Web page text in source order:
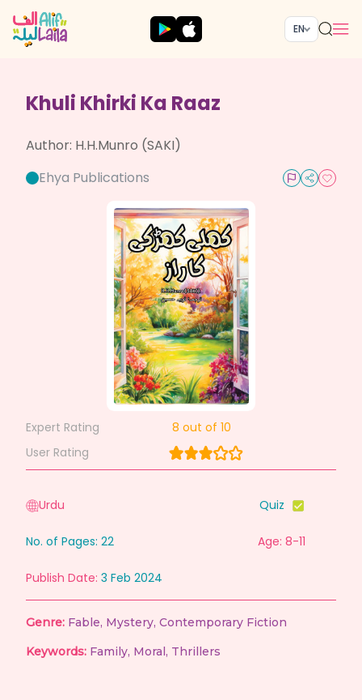
EN
Khuli Khirki Ka Raaz
Author: H.H.Munro (SAKI)
Ehya Publications
Expert Rating 8 out of 10
User Rating
Urdu Quiz
No. of Pages: 22 Age: 8-11
Publish Date: 3 Feb 2024
Genre: Fable, Mystery, Contemporary Fiction
Keywords: Family, Moral, Thrillers